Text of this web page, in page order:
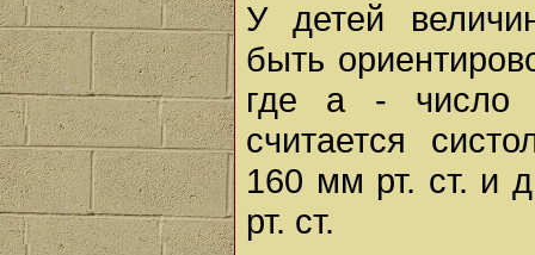
У детей
быть
где а - число
считается
160 мм рт. ст. и
рт. ст.